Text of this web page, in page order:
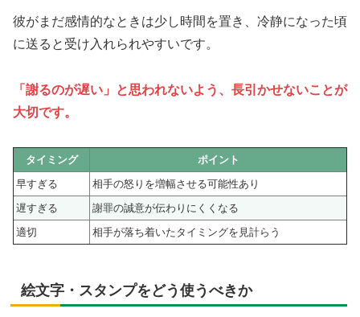
彼がまだ感情的なときは少し時間を置き、冷静になった頃
に送ると受け入れられやすいです。
「謝るのが遅い」と思われないよう、長引かせないことが
大切です。
タイミング
ポイント
早すぎる
相手の怒りを増幅させる可能性あり
遅すぎる
謝罪の誠意が伝わりにくくなる
適切
相手が落ち着いたタイミングを見計らう
絵文字・スタンプをどう使うべきか